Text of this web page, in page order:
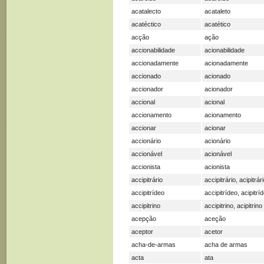
acatalecto
acataleto
acatéctico
acatético
acção
ação
accionabilidade
acionabilidade
accionadamente
acionadamente
accionado
acionado
accionador
acionador
accional
acional
accionamento
acionamento
accionar
acionar
accionário
acionário
accionável
acionável
accionista
acionista
accipitrário
accipitrário,
accipitrídeo
accipitrídeo,
accipitrino
accipitrino, acipitrino
acepção
aceção
aceptor
acetor
acha-de-armas
acha de armas
acta
ata